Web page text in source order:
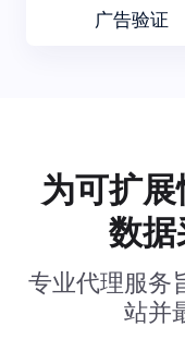
广告验证
为可扩
数
专业代理服务
站并